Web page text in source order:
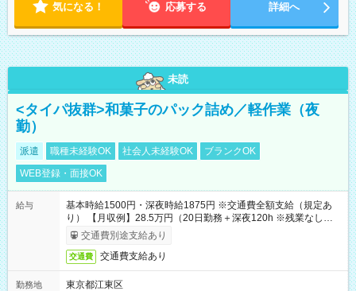
気になる！ 応募する 詳細へ
未読
<タイパ抜群>和菓子のパック詰め／軽作業（夜
勤）
派遣 職種未経験OK 社会人未経験OK
ブランクOK
WEB登録・面接OK
給与
基本時給1500円・深夜時給1875円 ※交通費全額支給（規定あ
り） 【月収例】28.5万円（20日勤務＋深夜120h ※残業なしの場
合）交通費別途支給あり
交通費 交通費支給あり
勤務地
東京都江東区